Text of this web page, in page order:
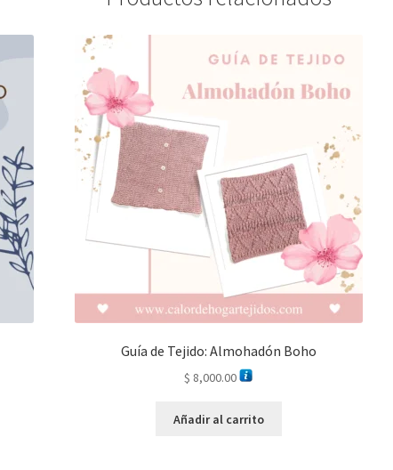
Guía de Tejido: Almohadón Boho
$ 8,000.00
Añadir al carrito